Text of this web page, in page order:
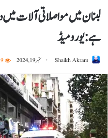
لبنان میں مواصلاتی آلات میں
ہے:یورومیڈ
Shaikh Akram ستمبر 19, 2024